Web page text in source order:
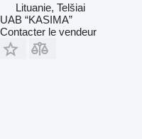
Lituanie, Telšiai
UAB “KASIMA”
Contacter le vendeur